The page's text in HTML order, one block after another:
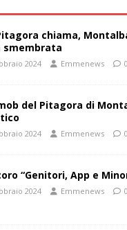
chiama,
smembrata
2024 Emmenews 0
del Pitagora di
2024 Emmenews 0
“Genitori, App e
2024 Emmenews 0